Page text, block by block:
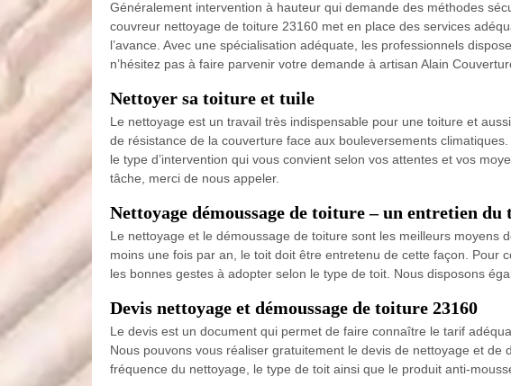
Généralement intervention à hauteur qui demande des méthodes
couvreur nettoyage de toiture 23160 met en place des services
l’avance. Avec une spécialisation adéquate, les professionnels
n’hésitez pas à faire parvenir votre demande à artisan Alain
Nettoyer sa toiture et tuile
Le nettoyage est un travail très indispensable pour une toiture et
de résistance de la couverture face aux bouleversements
le type d’intervention qui vous convient selon vos attentes et vos
tâche, merci de nous appeler.
Nettoyage démoussage de toiture – un entretien du
Le nettoyage et le démoussage de toiture sont les meilleurs moyens
moins une fois par an, le toit doit être entretenu de cette façon. Pour
les bonnes gestes à adopter selon le type de toit. Nous disposons
Devis nettoyage et démoussage de toiture 23160
Le devis est un document qui permet de faire connaître le tarif
Nous pouvons vous réaliser gratuitement le devis de nettoyage et
fréquence du nettoyage, le type de toit ainsi que le produit anti-